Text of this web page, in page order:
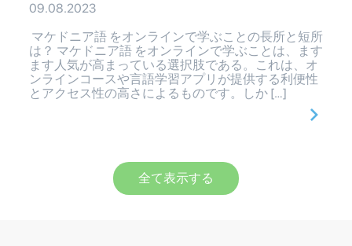
09.08.2023
マケドニア語 をオンラインで学ぶことの長所と短所
は？ マケドニア語 をオンラインで学ぶことは、ます
ます人気が高まっている選択肢である。これは、オ
ンラインコースや言語学習アプリが提供する利便性
とアクセス性の高さによるものです。しか […]
全て表示する